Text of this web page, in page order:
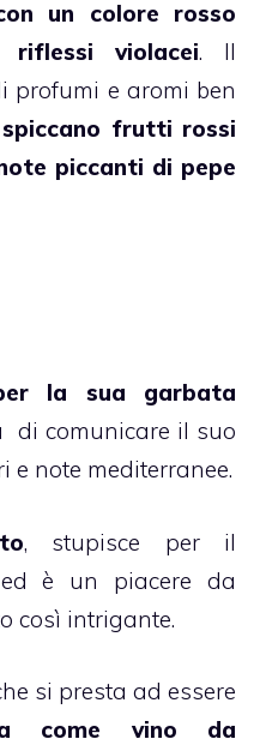
un colore rosso
violacei. Il
profumi e aromi ben
spiccano frutti rossi
piccanti di pepe
la sua garbata
di comunicare il suo
e note mediterranee.
, stupisce per il
è un piacere da
così intrigante.
si presta ad essere
come vino da